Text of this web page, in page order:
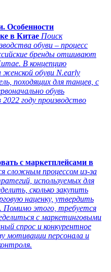
Особенности
в Китае Поиск
обуви – процесс
бренды отшивают
В концепцию
женской обуви N.early
походящих для танцев, с
обувь
году производство
с маркетплейсами в
сложным процессом из-за
используемых для
сколько закупить
наценку, утвердить
Помимо этого, требуется
с маркетинговыми
спрос и конкурентное
мотивации персонала и